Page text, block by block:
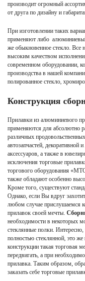
производит огромный
от друга по дизайну и
При изготовлении таких
применяют либо
же обыкновенное стекло. Все
высоким качеством
современном оборудовании,
производства в нашей
полированное стекло,
Конструкция
Прилавки из алюминиевого
применяются для абсолютно
различных
автозапчастей, декоративной
аксессуаров, а также в
исключения торговые
торгового оборудования
также обладают особенно
Кроме того, существуют
Однако, если Вы вдруг
любом случае прислушаемся
прилавок своей мечты.
необходимости в некоторых
стеклянные полки.
полностью стеклянной, это же
конструкции такая торговая
передвигать, а при
прилавка. Таким образом,
заказать себе торговые